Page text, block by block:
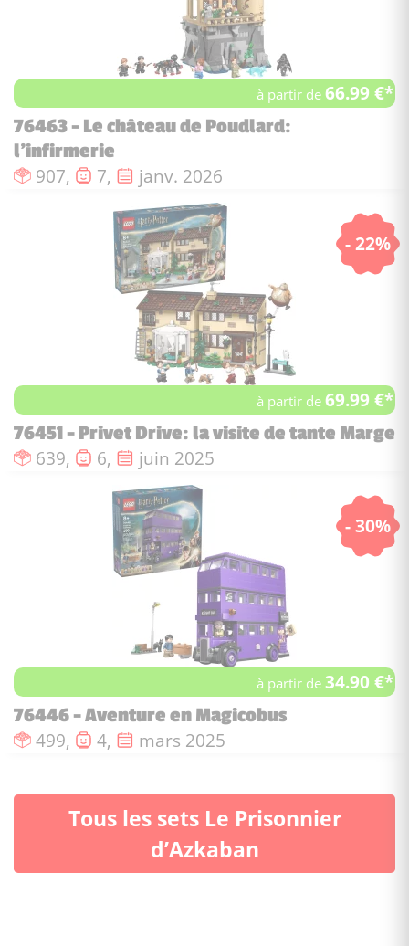
à partir de66.99 €*
76463 - Le château de Poudlard:
l'infirmerie
Nombre de pièces :
907, Nombre de figurines :
7, Date de sortie :
janv. 2026
- 22%
à partir de69.99 €*
76451 - Privet Drive: la visite de tante Marge
Nombre de pièces :
639, Nombre de figurines :
6, Date de sortie :
juin 2025
- 30%
à partir de34.90 €*
76446 - Aventure en Magicobus
Nombre de pièces :
499, Nombre de figurines :
4, Date de sortie :
mars 2025
Tous les sets Le Prisonnier
d’Azkaban